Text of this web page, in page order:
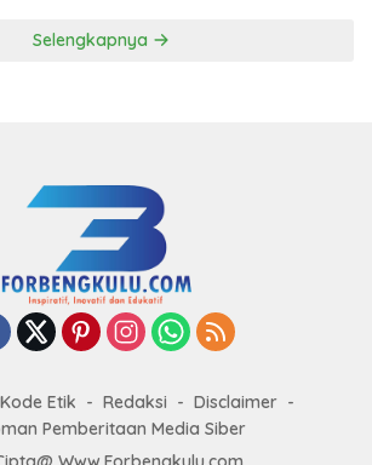
Selengkapnya
Kode Etik Redaksi
Disclaimer
Pemberitaan Media Siber